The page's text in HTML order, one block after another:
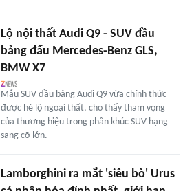
Lộ nội thất Audi Q9 - SUV đầu
bảng đấu Mercedes-Benz GLS,
BMW X7
Mẫu SUV đầu bảng Audi Q9 vừa chính thức
được hé lộ ngoại thất, cho thấy tham vọng
của thương hiệu trong phân khúc SUV hạng
sang cỡ lớn.
Lamborghini ra mắt 'siêu bò' Urus